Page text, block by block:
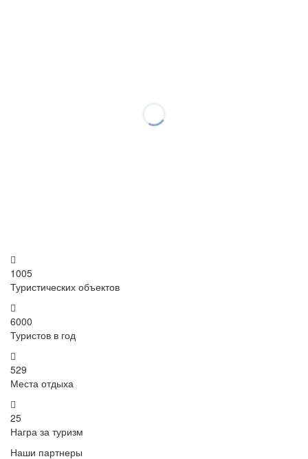
1005
Туристических объектов
6000
Туристов в год
529
Места отдыха
25
Награ за туризм
Наши партнеры